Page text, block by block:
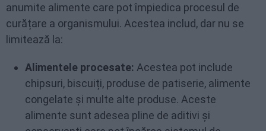
anumite alimente care pot împiedica procesul de
curățare a organismului. Acestea includ, dar nu se
limitează la:
Alimentele procesate: Acestea pot include
chipsuri, biscuiți, produse de patiserie, alimente
congelate și multe alte produse. Aceste
alimente sunt adesea pline de aditivi și